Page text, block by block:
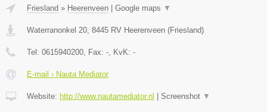
Friesland » Heerenveen Google maps ▼
Waterranonkel 20 8445 RV Heerenveen (Friesland)
Tel: 0615940200 , Fax: - , KvK: -
E-mail › Nauta Mediator
Website: http://www.nautamediator.nl Screenshot ▼